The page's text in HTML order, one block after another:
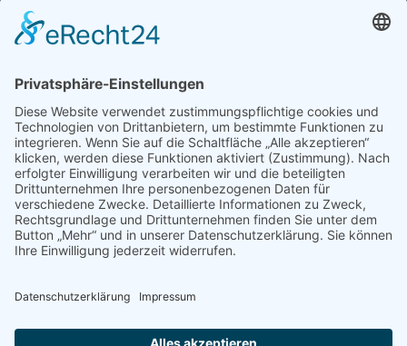
Brotzeit Turnier Stocksport zur Einweihung der Flutlichtanlage
am 18. September 2026
Offener Vereinspokal Stockschießen am So 13.09.2026 für
Gruppen Vereine und Familien
Jugend-Girgl – U14 – Turnier Stocksport Ausschreibung und
Startliste für 04. Juli